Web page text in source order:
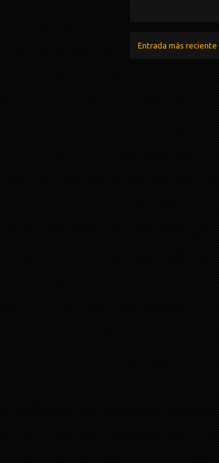
Entrada más reciente